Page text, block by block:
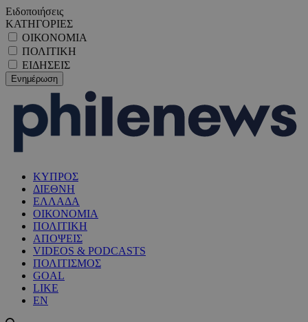
Ειδοποιήσεις
ΚΑΤΗΓΟΡΙΕΣ
ΟΙΚΟΝΟΜΙΑ
ΠΟΛΙΤΙΚΗ
ΕΙΔΗΣΕΙΣ
ΚΥΠΡΟΣ
ΔΙΕΘΝΗ
ΕΛΛΑΔΑ
ΟΙΚΟΝΟΜΙΑ
ΠΟΛΙΤΙΚΗ
ΑΠΟΨΕΙΣ
VIDEOS & PODCASTS
ΠΟΛΙΤΙΣΜΟΣ
GOAL
LIKE
EN